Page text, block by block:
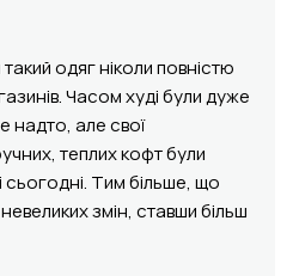
одяг ніколи повністю
Часом худі були дуже
надто, але свої
теплих кофт були
сьогодні. Тим більше, що
змін, ставши більш